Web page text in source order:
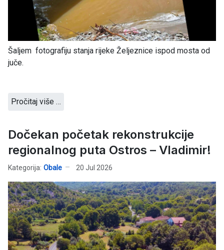
Šaljem fotografiju stanja rijeke Željeznice ispod mosta od
juče.
Pročitaj više …
Dočekan početak rekonstrukcije
regionalnog puta Ostros – Vladimir!
Kategorija: Obale 20 Jul 2026